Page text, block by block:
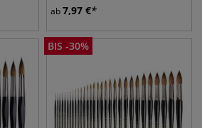
ab7,97 €
BIS -30%